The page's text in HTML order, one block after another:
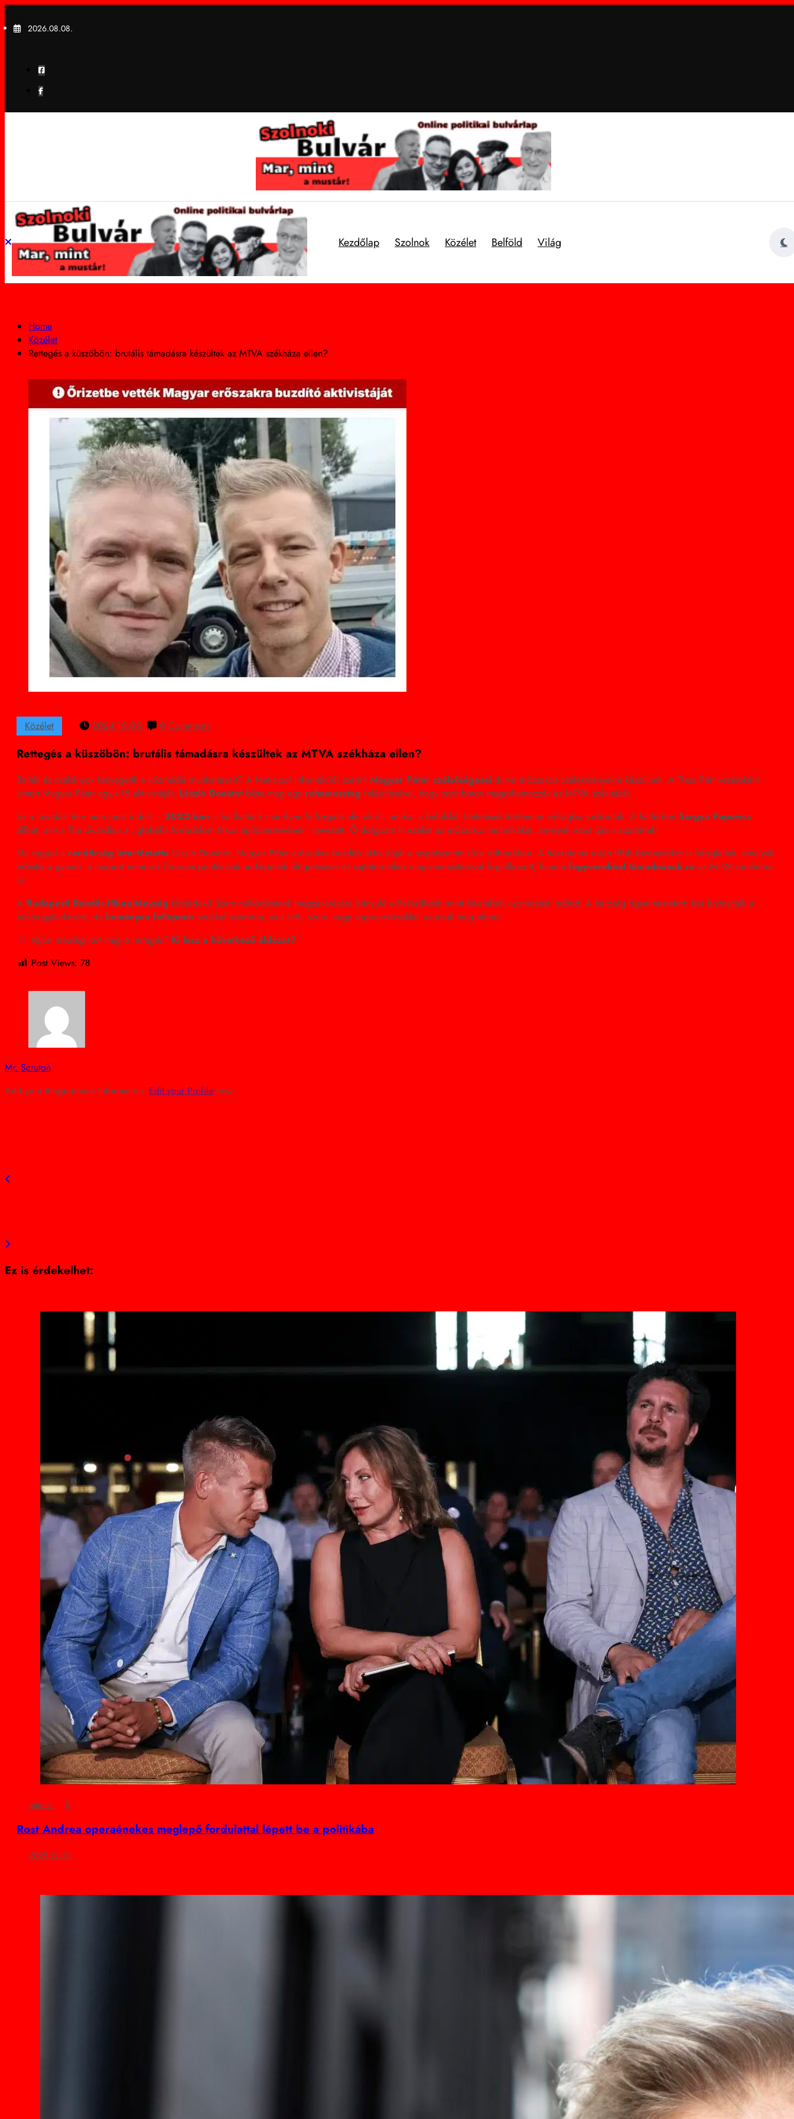
to
2026.08.08.
Kezdőlap Szolnok Közélet Belföld Világ
Home
Közélet
Rettegés a küszöbön: brutális támadásra készültek az MTVA székháza ellen?
Közélet 2024.10.05. 0 Comments
Rettegés a küszöbön: brutális támadásra készültek az MTVA székháza ellen?
Balták és csákányok fenyegetik a közmédia munkatársait? A Metropol információi szerint Magyar Péter szélsőségesei durva erőszakos cselekményekre készülnek. A Tisza Párt vezéreként
ismert Magyar Péter egyik fő aktivistáját, László Donátot bízta meg egy rohamosztag felépítésével, hogy szombaton megrohamozzák az MTVA székházát.
Ez a lázadási terv nem most indult – 2022-ben is hallhattunk már ilyen felforgató akciókról, amikor a baloldali tüntetések történelmi válságba sodródtak. A háttérben Szrgya Popovics
állhat, akit a The Guardian a „globális forradalom titkos építőmesterének” nevezett. Ő dolgozta ki ezeket az erőszakos technikákat, amelyek most újra visszatértek!
Ma reggel a rendőrség letartóztatta László Donátot, Magyar Péter erőszakra buzdító aktivistáját a szigetszentmiklósi otthonában. A házkutatás során több bizonyítékot is lefoglaltak, amelyek
erősítik a gyanút: a csoport nemcsak fideszes politikusok arcképének elégetésével és sajtótermékek megsemmisítésével foglalkozott, hanem fegyverekkel támadnának rá az MTVA épületére
is!
A Budapesti Rendőr-főkapitányság közérdekű üzem működésének megzavarására irányuló előkészületek miatt hivatalból nyomozást indított. A hatóság figyelmeztetett: bár biztosítják a
békés gyülekezést, de keményen fellépnek azokkal szemben, akik ütő-, szúró- vagy vágóeszközökkel akarnak megjelenni!
Vajon meddig tart még a rettegés? Ki lesz a következő áldozat?
Post Views: 78
Mr. Scruton
Add your Biographical Information. Edit your Profile now.
Ez is érdekelhet:
admin 0
Rost Andrea operaénekes meglepő fordulattal lépett be a politikába
2025.12.03.